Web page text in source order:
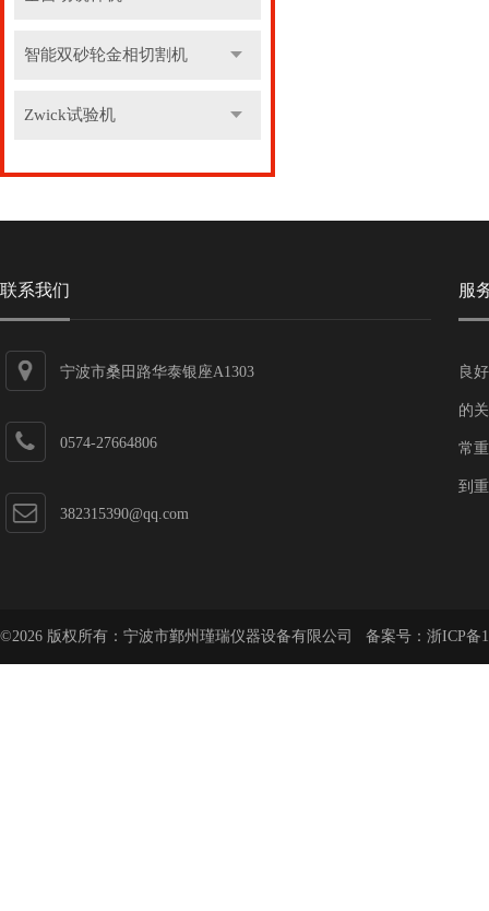
智能双砂轮金相切割机
Zwick试验机
联系我们
宁波市桑田路华泰银座A1303
0574-27664806
382315390@qq.com
服
良
的
常
到
©2026 版权所有：宁波市鄞州瑾瑞仪器设备有限公司 备案号： 浙ICP备